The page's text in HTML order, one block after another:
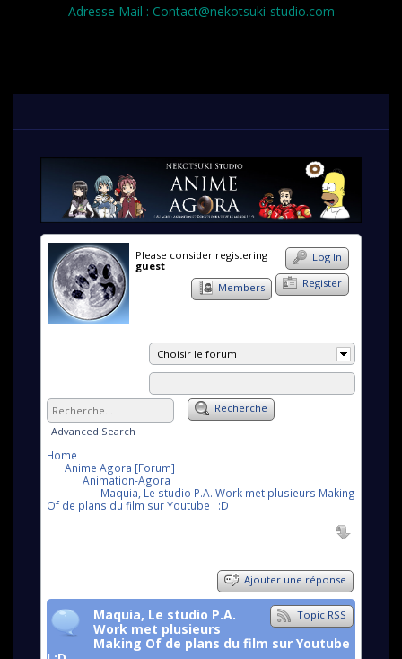
Adresse Mail : Contact@nekotsuki-studio.com
Please consider registering
guest
Log In
Register
Members
Choisir le forum
Recherche
Advanced Search
Home
Anime Agora [Forum]
Animation-Agora
Maquia, Le studio P.A. Work met plusieurs Making
Of de plans du film sur Youtube ! :D
Ajouter une réponse
Topic RSS
Maquia, Le studio P.A.
Work met plusieurs
Making Of de plans du film sur Youtube